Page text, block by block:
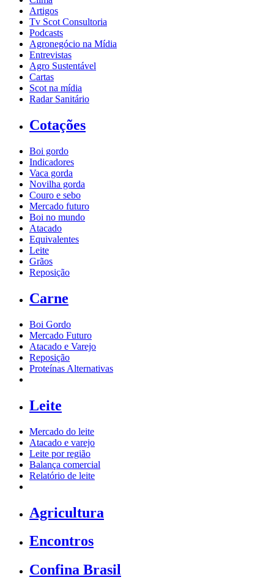
Artigos
Tv Scot Consultoria
Podcasts
Agronegócio na Mídia
Entrevistas
Agro Sustentável
Cartas
Scot na mídia
Radar Sanitário
Cotações
Boi gordo
Indicadores
Vaca gorda
Novilha gorda
Couro e sebo
Mercado futuro
Boi no mundo
Atacado
Equivalentes
Leite
Grãos
Reposição
Carne
Boi Gordo
Mercado Futuro
Atacado e Varejo
Reposição
Proteínas Alternativas
Leite
Mercado do leite
Atacado e varejo
Leite por região
Balança comercial
Relatório de leite
Agricultura
Encontros
Confina Brasil